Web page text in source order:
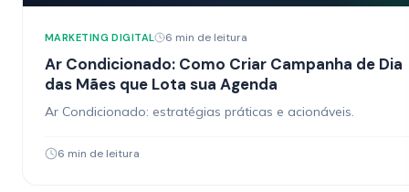
MARKETING DIGITAL 6 min de leitura
Ar Condicionado: Como Criar Campanha de Dia
das Mães que Lota sua Agenda
Ar Condicionado: estratégias práticas e acionáveis.
6 min de leitura